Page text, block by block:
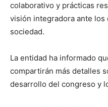
colaborativo y prácticas
visión integradora ante los
sociedad.
La entidad ha informado
compartirán más detalles
desarrollo del congreso y